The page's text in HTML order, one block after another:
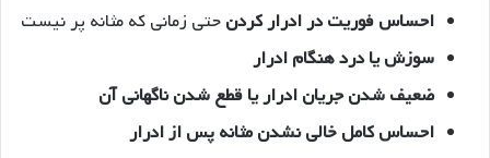
احساس فوریت در ادرار کردنحتی زمانی که مثانه پر نیست
سوزش یا درد هنگام ادرار
ضعیف شدن جریان ادرار یا قطع شدن ناگهانی آن
احساس کامل خالی نشدن مثانه پس از ادرار